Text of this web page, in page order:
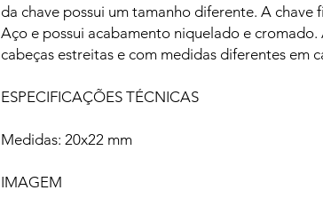
da chave possui um tamanho diferente. A chave
Aço e possui acabamento niquelado e cromado.
cabeças estreitas e com medidas diferentes em
ESPECIFICAÇÕES TÉCNICAS
Medidas: 20x22 mm
IMAGEM